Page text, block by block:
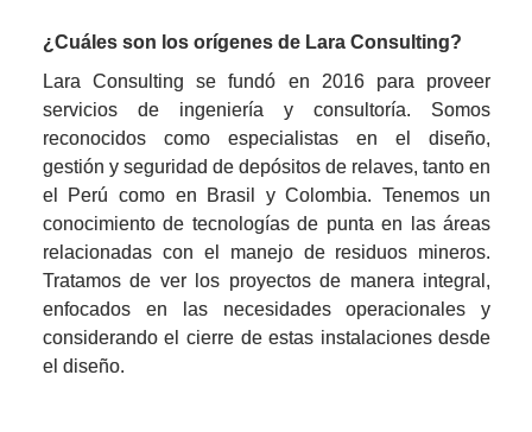
¿Cuáles son los orígenes de Lara Consulting?
Lara Consulting se fundó en 2016 para proveer
servicios de ingeniería y consultoría. Somos
reconocidos como especialistas en el diseño,
gestión y seguridad de depósitos de relaves, tanto en
el Perú como en Brasil y Colombia. Tenemos un
conocimiento de tecnologías de punta en las áreas
relacionadas con el manejo de residuos mineros.
Tratamos de ver los proyectos de manera integral,
enfocados en las necesidades operacionales y
considerando el cierre de estas instalaciones desde
el diseño.